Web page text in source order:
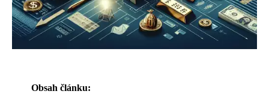
Obsah článku: